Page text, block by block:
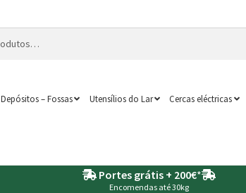
Depósitos – Fossas Utensílios do Lar Cercas eléctricas
Portes grátis + 200€*
Encomendas até 30kg